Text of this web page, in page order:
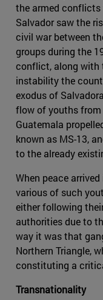
the armed conflicts
Salvador saw the
civil war between
groups during the
conflict, along with
instability the
exodus of
flow of youths from
Guatemala
known as MS-13,
to the already
When peace
various of such
either following
authorities due to
way it was that
Northern Triangle,
constituting a
Transnationality